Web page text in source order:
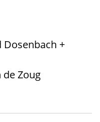
Dosenbach +
de Zoug